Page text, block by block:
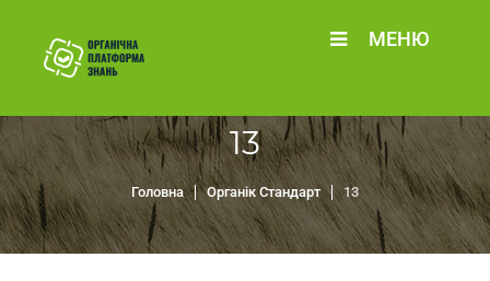
МЕНЮ
13
Головна Органік Стандарт 13